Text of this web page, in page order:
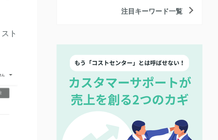
ト
注目キーワード一覧